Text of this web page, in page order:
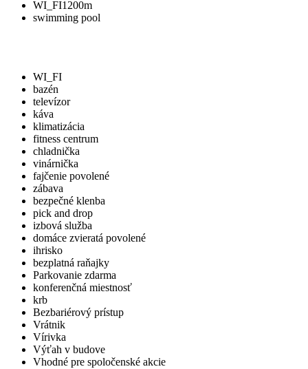
WI_FI1200m
swimming pool
WI_FI
bazén
televízor
káva
klimatizácia
fitness centrum
chladnička
vinárnička
fajčenie povolené
zábava
bezpečné klenba
pick and drop
izbová služba
domáce zvieratá povolené
ihrisko
bezplatná raňajky
Parkovanie zdarma
konferenčná miestnosť
krb
Bezbariérový prístup
Vrátnik
Vírivka
Výťah v budove
Vhodné pre spoločenské akcie